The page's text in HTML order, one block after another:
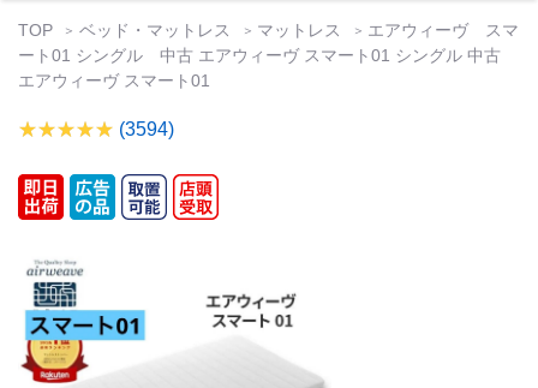
TOP ベッド・マットレス マットレス
エアウィーヴ スマ
ート01 シングル 中古 エアウィーヴ スマート01 シングル 中古
エアウィーヴ スマート01
(3594)